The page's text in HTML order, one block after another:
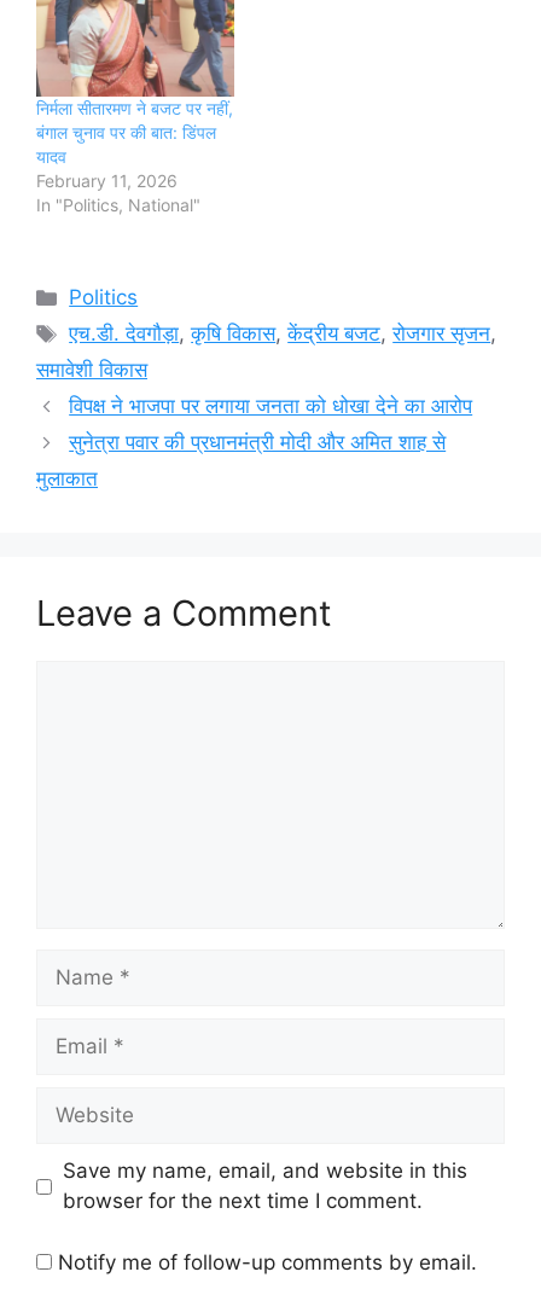
निर्मला सीतारमण ने बजट पर नहीं,
बंगाल चुनाव पर की बात: डिंपल
यादव
February 11, 2026
In "Politics, National"
Categories
Politics
Tags
एच.डी. देवगौड़ा,कृषि विकास,केंद्रीय बजट,रोजगार सृजन,
समावेशी विकास
विपक्ष ने भाजपा पर लगाया जनता को धोखा देने का आरोप
सुनेत्रा पवार की प्रधानमंत्री मोदी और अमित शाह से
मुलाकात
Leave a Comment
Name
Email
Website
Save my name, email, and website in this
browser for the next time I comment.
Notify me of follow-up comments by email.